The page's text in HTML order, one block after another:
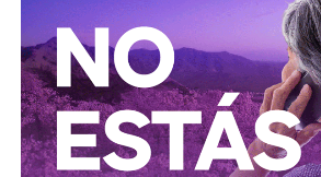
Ese es solo el inicio. Hay más
cambios estructurales que iremos
estén listos —no antes, porque aquí
cometer el pecado que le
anunciar lo que todavía no existe.
Empezamos en San Luis Potosí, que